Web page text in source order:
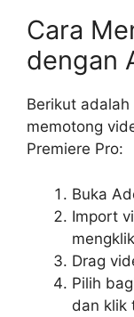
Cara
dengan
Berikut
memotong
Premiere Pro:
Buka
Import
Drag
Pilih
dan klik